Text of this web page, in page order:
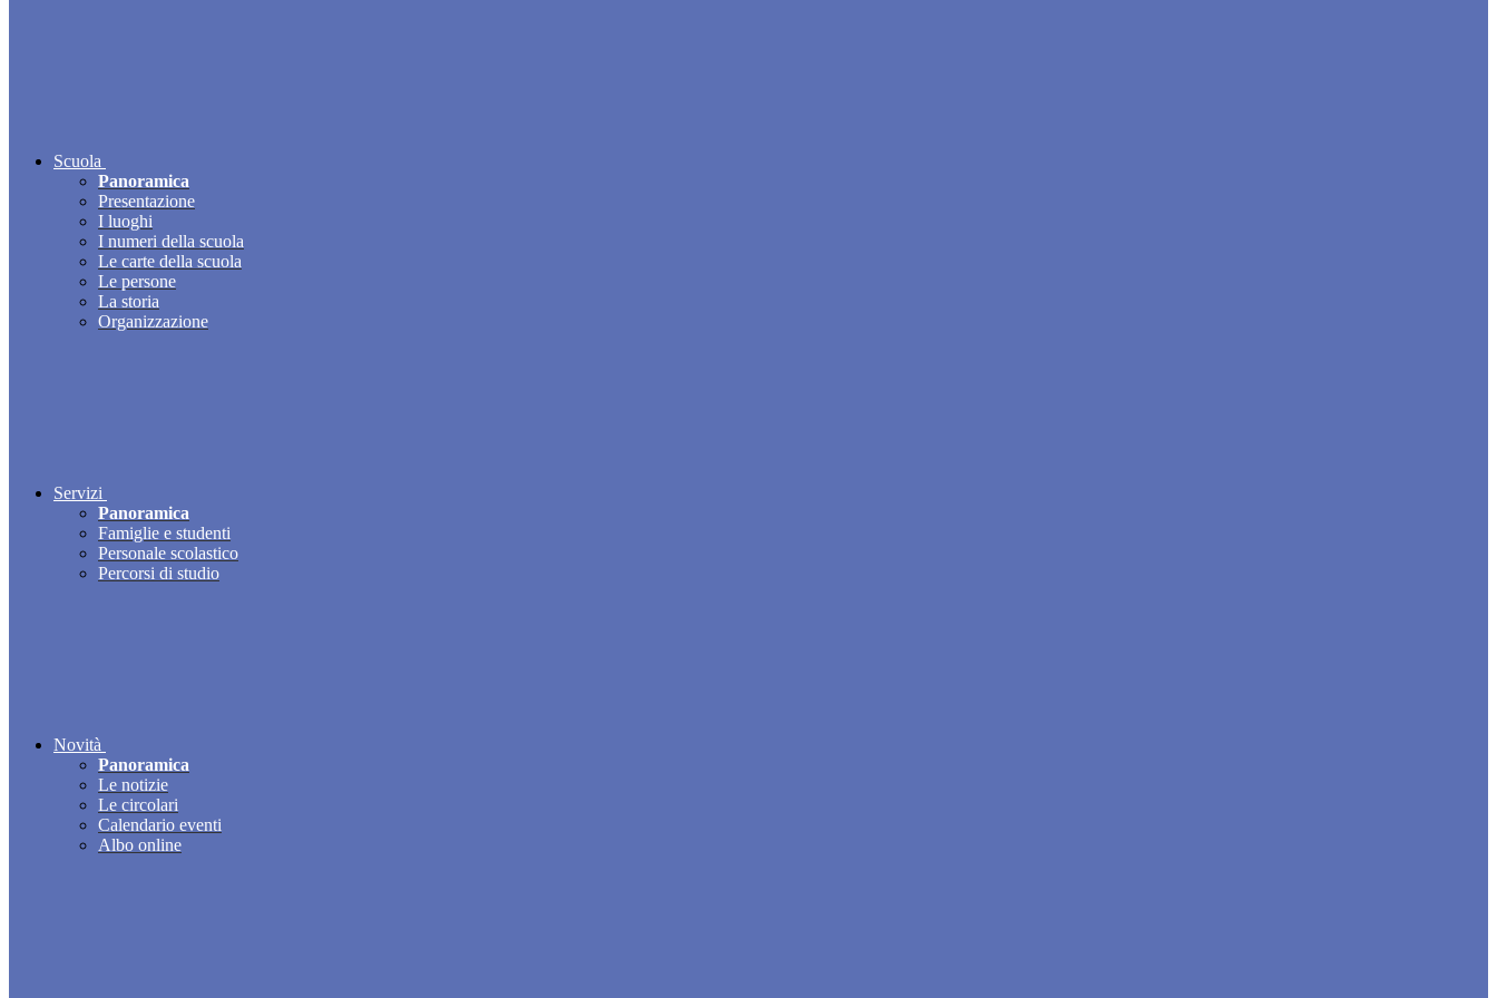
Scuola
Panoramica
Presentazione
I luoghi
I numeri della scuola
Le carte della scuola
Le persone
La storia
Organizzazione
Servizi
Panoramica
Famiglie e studenti
Personale scolastico
Percorsi di studio
Novità
Panoramica
Le notizie
Le circolari
Calendario eventi
Albo online